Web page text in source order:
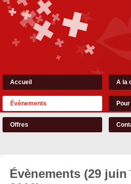
Accueil A la
Évènements
Offres
Évènements (29 juin